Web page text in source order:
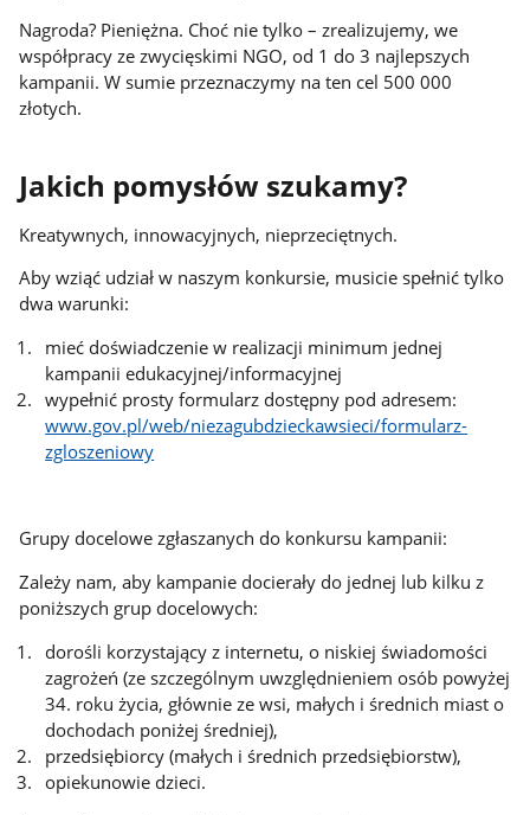
Nagroda? Pieniężna. Choć nie tylko – zrealizujemy, we
współpracy ze zwycięskimi NGO, od 1 do 3 najlepszych
kampanii. W sumie przeznaczymy na ten cel 500 000
złotych.
Jakich pomysłów szukamy?
Kreatywnych, innowacyjnych, nieprzeciętnych.
Aby wziąć udział w naszym konkursie, musicie spełnić tylko
dwa warunki:
mieć doświadczenie w realizacji minimum jednej
kampanii edukacyjnej/informacyjnej
wypełnić prosty formularz dostępny pod adresem:
www.gov.pl/web/niezagubdzieckawsieci/formularz-
zgloszeniowy
Grupy docelowe zgłaszanych do konkursu kampanii:
Zależy nam, aby kampanie docierały do jednej lub kilku z
poniższych grup docelowych:
dorośli korzystający z internetu, o niskiej świadomości
zagrożeń (ze szczególnym uwzględnieniem osób powyżej
34. roku życia, głównie ze wsi, małych i średnich miast o
dochodach poniżej średniej),
przedsiębiorcy (małych i średnich przedsiębiorstw),
opiekunowie dzieci.